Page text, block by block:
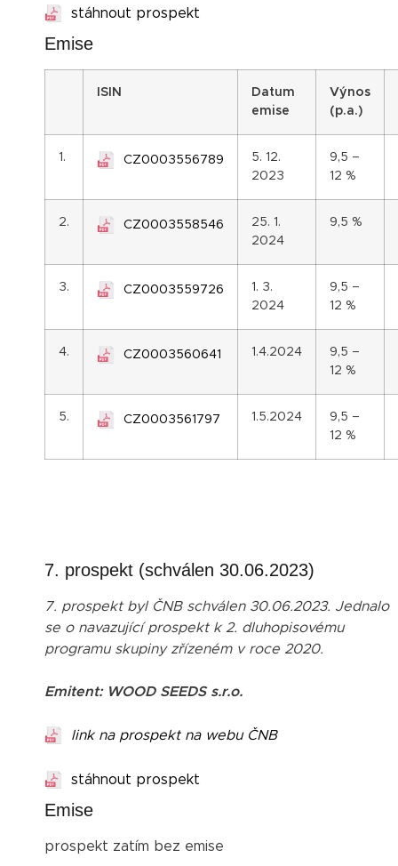
stáhnout prospekt
Emise
ISIN
Datum
emise
Výnos
(p.a.)
1. CZ0003556789
5. 12.
2023
9,5 –
12 %
2. CZ0003558546
25. 1.
2024
9,5 %
3. CZ0003559726
1. 3.
2024
9,5 –
12 %
4. CZ0003560641 1.4.2024
9,5 –
12 %
5. CZ0003561797 1.5.2024
9,5 –
12 %
7. prospekt (schválen 30.06.2023)
7. prospekt byl ČNB schválen 30.06.2023. Jednalo
se o navazující prospekt k 2. dluhopisovému
programu skupiny zřízeném v roce 2020.
Emitent: WOOD SEEDS s.r.o.
link na prospekt na webu ČNB
stáhnout prospekt
Emise
prospekt zatím bez emise